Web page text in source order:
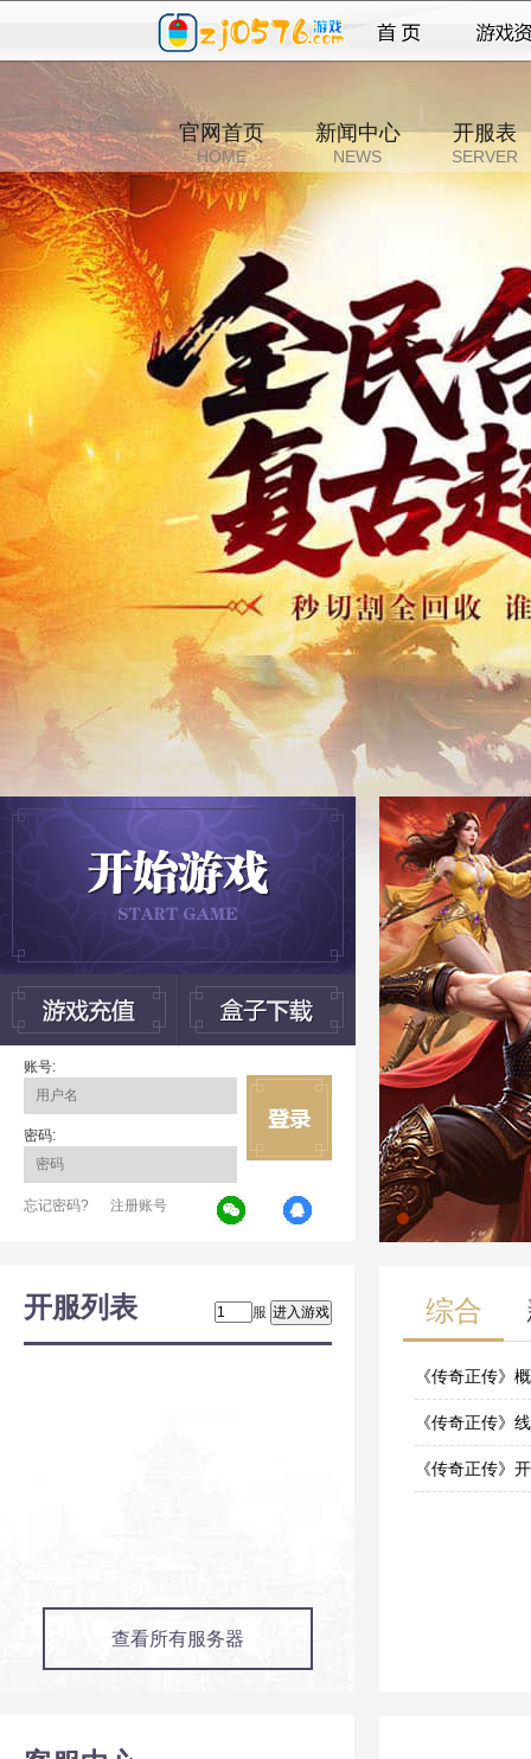
官网首页
HOME
新闻中心
NEWS
开服表
SERVER
账号:
密码:
忘记密码? 注册账号
开服列表 服
查看所有服务器
综合
《传奇正传》
07-01
《传奇正传》
07-01
《传奇正传》